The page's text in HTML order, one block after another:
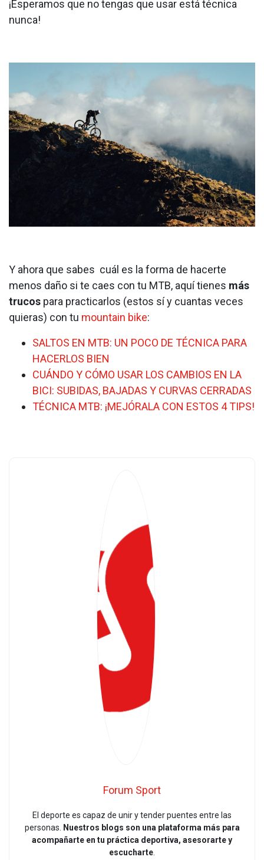
¡Esperamos que no tengas que usar está técnica
nunca!
Y ahora que sabes cuál es la forma de hacerte
menos daño si te caes con tu MTB, aquí tienes más
trucos para practicarlos (estos sí y cuantas veces
quieras) con tu mountain bike:
SALTOS EN MTB: UN POCO DE TÉCNICA PARA
HACERLOS BIEN
CUÁNDO Y CÓMO USAR LOS CAMBIOS EN LA
BICI: SUBIDAS, BAJADAS Y CURVAS CERRADAS
TÉCNICA MTB: ¡MEJÓRALA CON ESTOS 4 TIPS!
Forum Sport
El deporte es capaz de unir y tender puentes entre las
personas. Nuestros blogs son una plataforma más para
acompañarte en tu práctica deportiva, asesorarte y
escucharte.